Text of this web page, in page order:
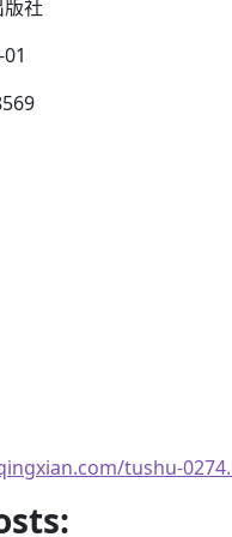
社
tushu-